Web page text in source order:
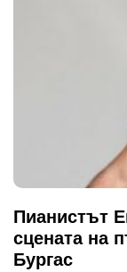
Пианистът
сцената на
Бургас